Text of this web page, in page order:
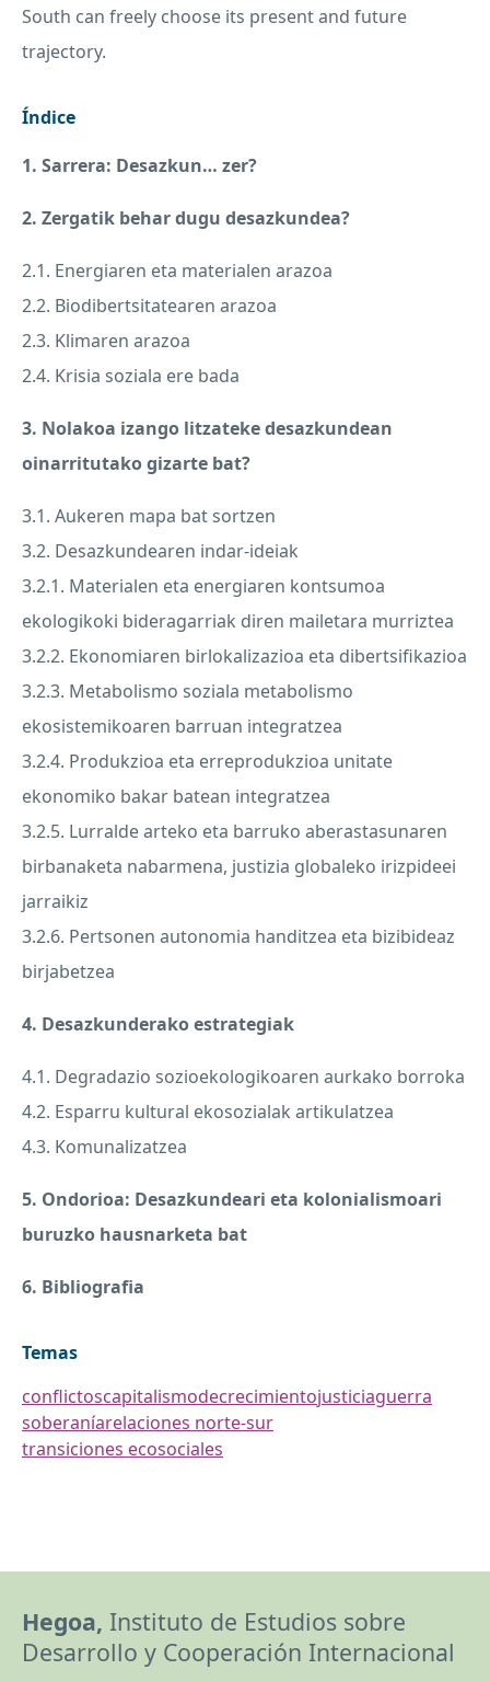
South can freely choose its present and future
trajectory.
Índice
1. Sarrera: Desazkun… zer?
2. Zergatik behar dugu desazkundea?
2.1. Energiaren eta materialen arazoa
2.2. Biodibertsitatearen arazoa
2.3. Klimaren arazoa
2.4. Krisia soziala ere bada
3. Nolakoa izango litzateke desazkundean
oinarritutako gizarte bat?
3.1. Aukeren mapa bat sortzen
3.2. Desazkundearen indar-ideiak
3.2.1. Materialen eta energiaren kontsumoa
ekologikoki bideragarriak diren mailetara murriztea
3.2.2. Ekonomiaren birlokalizazioa eta dibertsifikazioa
3.2.3. Metabolismo soziala metabolismo
ekosistemikoaren barruan integratzea
3.2.4. Produkzioa eta erreprodukzioa unitate
ekonomiko bakar batean integratzea
3.2.5. Lurralde arteko eta barruko aberastasunaren
birbanaketa nabarmena, justizia globaleko irizpideei
jarraikiz
3.2.6. Pertsonen autonomia handitzea eta bizibideaz
birjabetzea
4. Desazkunderako estrategiak
4.1. Degradazio sozioekologikoaren aurkako borroka
4.2. Esparru kultural ekosozialak artikulatzea
4.3. Komunalizatzea
5. Ondorioa: Desazkundeari eta kolonialismoari
buruzko hausnarketa bat
6. Bibliografia
Temas
conflictoscapitalismodecrecimientojusticiaguerra
soberaníarelaciones norte-sur
transiciones ecosociales
Hegoa, Instituto de Estudios sobre
Desarrollo y Cooperación Internacional